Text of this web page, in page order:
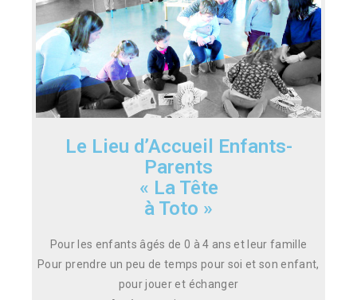
Le Lieu d’Accueil Enfants-
Parents
« La Tête
à Toto »
Pour les enfants âgés de 0 à 4 ans et leur famille
Pour prendre un peu de temps pour soi et son enfant,
pour jouer et échanger